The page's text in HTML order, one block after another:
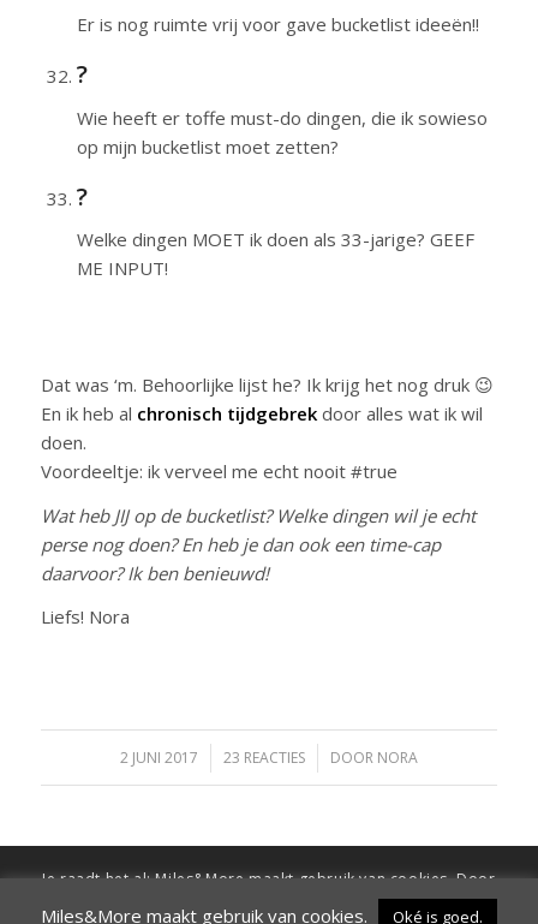
Er is nog ruimte vrij voor gave bucketlist ideeën!!
?
Wie heeft er toffe must-do dingen, die ik sowieso
op mijn bucketlist moet zetten?
?
Welke dingen MOET ik doen als 33-jarige? GEEF
ME INPUT!
Dat was ‘m. Behoorlijke lijst he? Ik krijg het nog druk 😉
En ik heb al chronisch tijdgebrekdoor alles wat ik wil
doen.
Voordeeltje: ik verveel me echt nooit #true
Wat heb JIJ op de bucketlist? Welke dingen wil je echt
perse nog doen? En heb je dan ook een time-cap
daarvoor? Ik ben benieuwd!
Liefs! Nora
2 JUNI 2017
/ 23 REACTIES
/ DOOR NORA
Je raadt het al: Miles&More maakt gebruik van cookies. Door
verder te surfen op de site ga je hiermee akkoord
Miles&More maakt gebruik van cookies. Oké is goed.